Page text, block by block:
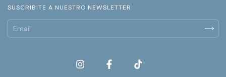
SUSCRIBITE A NUESTRO NEWSLETTER